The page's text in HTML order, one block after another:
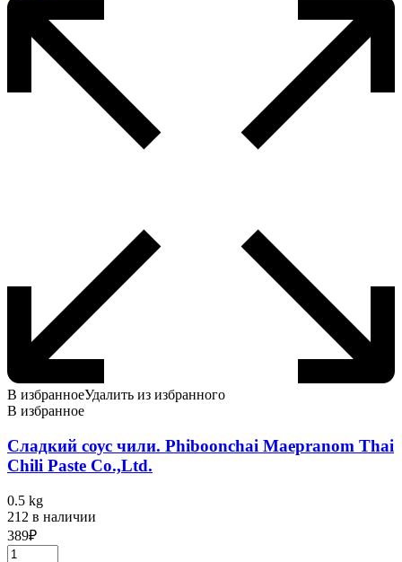
В избранноеУдалить из избранного
В избранное
Сладкий соус чили. Phiboonchai Maepranom Thai
Chili Paste Co.,Ltd.
0.5 kg
212 в наличии
389₽